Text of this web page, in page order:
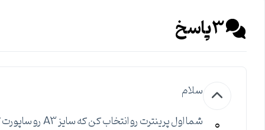
3پاسخ
سلام
شما اول پرینترت رو انتخاب کن که سایز A3 رو ساپورت کنه بعد اندازه ی کاغذ رو انتخاب کن